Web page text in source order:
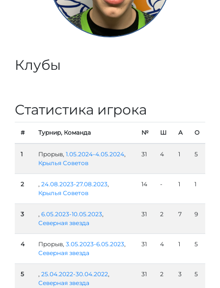
Клубы
Статистика игрока
# Турнир, Команда № Ш А О
1 Прорыв, 1.05.2024-4.05.2024,
Крылья Советов
31 4 1 5
2 , 24.08.2023-27.08.2023,
Крылья Советов
14 - 1 1
3 , 6.05.2023-10.05.2023,
Северная звезда
31 2 7 9
4 Прорыв, 3.05.2023-6.05.2023,
Северная звезда
31 4 1 5
5 , 25.04.2022-30.04.2022,
Северная звезда
31 2 3 5